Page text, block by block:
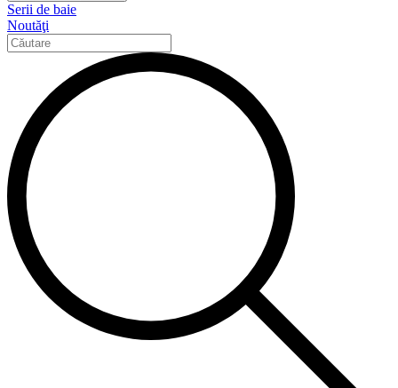
Serii de baie
Noutăţi